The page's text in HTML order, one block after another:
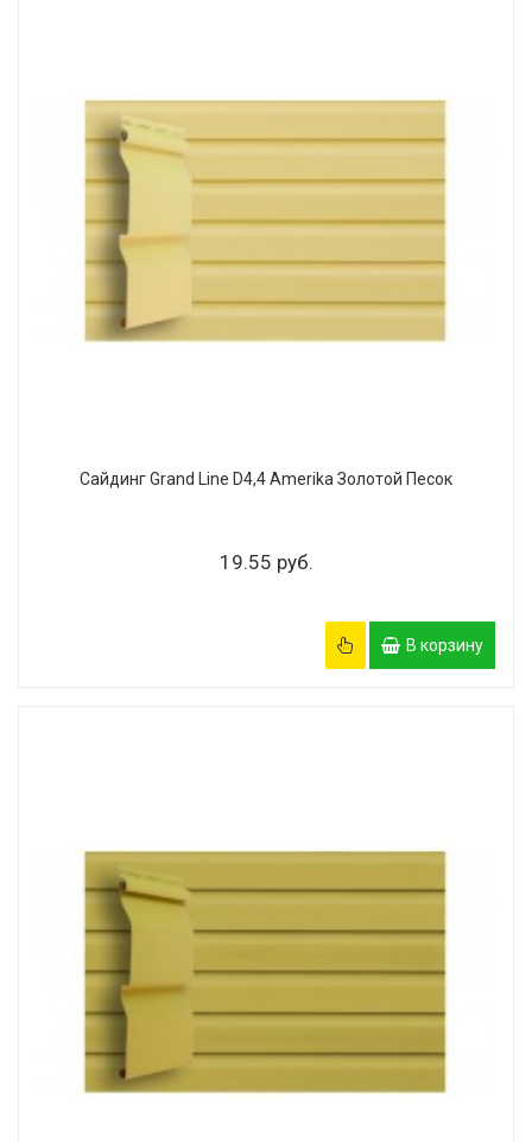
Сайдинг Grand Line D4,4 Amerika Золотой Песок
19.55 руб.
В корзину